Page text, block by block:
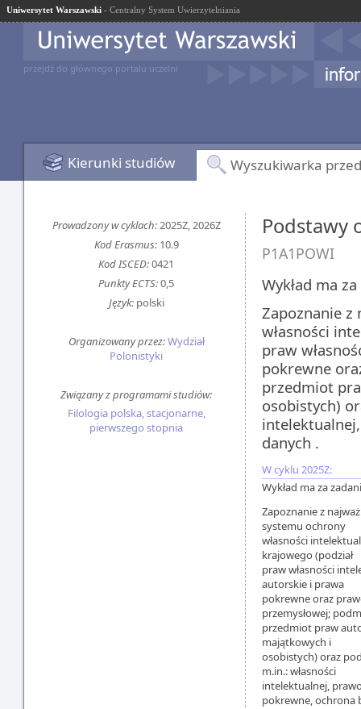
Uniwersytet Warszawski - Centralny System Uwierzytelniania
przejdź do głównego portalu uczelni
Kierunki studiów Wyszukiwarka
Prowadzony w cyklach:2025Z, 2026Z
Kod Erasmus:10.9
Kod ISCED:0421
Punkty ECTS:0,5
Język:polski
Organizowany przez:Wydział
Polonistyki
Związany z programami studiów:
Filologia polska, stacjonarne,
pierwszego stopnia
Podstawy
P1A1POWI
Wykład ma
Zapoznanie
własności
praw
pokrewne
przedmiot
osobistych)
danych .
W cyklu 2025Z:
Wykład ma za
Zapoznanie z
systemu ochrony
własności
krajowego (podział
praw własności
autorskie i prawa
pokrewne oraz
przemysłowej;
przedmiot praw
majątkowych i
osobistych) oraz
m.in.: własności
intelektualnej,
pokrewne, ochrona